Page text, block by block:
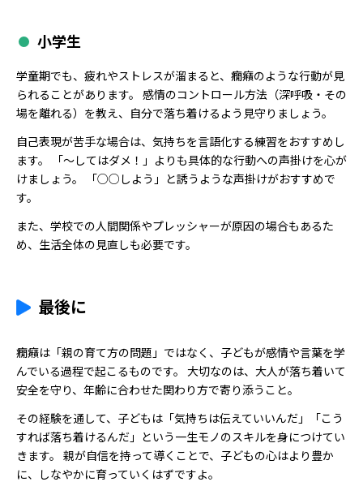
小学生
学童期でも、疲れやストレスが溜まると、癇癪のような行動が見
られることがあります。 感情のコントロール方法（深呼吸・その
場を離れる）を教え、自分で落ち着けるよう見守りましょう。
自己表現が苦手な場合は、気持ちを言語化する練習をおすすめし
ます。 「〜してはダメ！」よりも具体的な行動への声掛けを心が
けましょう。 「○○しよう」と誘うような声掛けがおすすめで
す。
また、学校での人間関係やプレッシャーが原因の場合もあるた
め、生活全体の見直しも必要です。
最後に
癇癪は「親の育て方の問題」ではなく、子どもが感情や言葉を学
んでいる過程で起こるものです。 大切なのは、大人が落ち着いて
安全を守り、年齢に合わせた関わり方で寄り添うこと。
その経験を通して、子どもは「気持ちは伝えていいんだ」「こう
すれば落ち着けるんだ」という一生モノのスキルを身につけてい
きます。 親が自信を持って導くことで、子どもの心はより豊か
に、しなやかに育っていくはずですよ。